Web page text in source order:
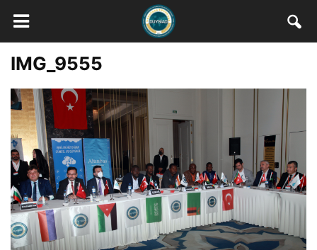
IMG_9555